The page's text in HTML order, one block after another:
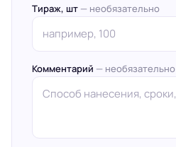
Тираж, шт — необязательно
Комментарий — необязательно